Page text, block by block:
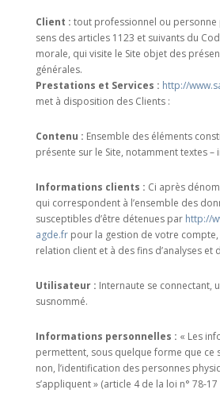
Client : tout professionnel ou personne
sens des articles 1123 et suivants du
morale, qui visite le Site objet des
générales.
Prestations et Services : http://
met à disposition des Clients :
Contenu : Ensemble des éléments
présente sur le Site, notamment textes –
Informations clients : Ci après
qui correspondent à l’ensemble des
susceptibles d’être détenues par http://
agde.frpour la gestion de votre compte,
relation client et à des fins d’analyses et
Utilisateur : Internaute se connectant,
susnommé.
Informations personnelles : « Les
permettent, sous quelque forme que ce
non, l’identification des personnes
s’appliquent » (article 4 de la loi n° 78-